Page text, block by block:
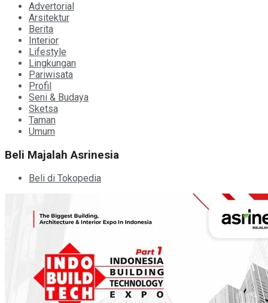
Advertorial
Arsitektur
Berita
Interior
Lifestyle
Lingkungan
Pariwisata
Profil
Seni & Budaya
Sketsa
Taman
Umum
Beli Majalah Asrinesia
Beli di Tokopedia